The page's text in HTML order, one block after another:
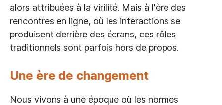
alors attribuées à la virilité. Mais à l'ère des
rencontres en ligne, où les interactions se
produisent derrière des écrans, ces rôles
traditionnels sont parfois hors de propos.
Une ère de changement
Nous vivons à une époque où les normes